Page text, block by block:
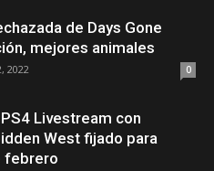
de Days Gone
mejores animales
2022 0
Livestream con
West fijado para
febrero